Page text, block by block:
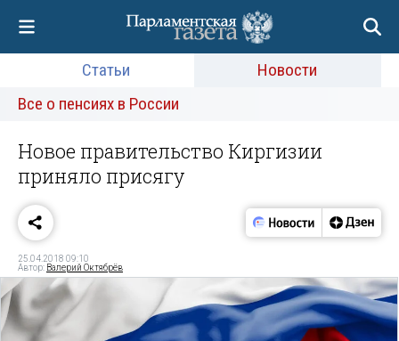
Статьи
Новости
Все о пенсиях в России
Новое правительство Киргизии
приняло присягу
25.04.2018 09:10
Автор: Валерий Октябрёв